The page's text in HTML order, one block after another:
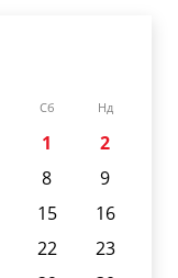
Сб Нд
1
2
8
9
15
16
22
23